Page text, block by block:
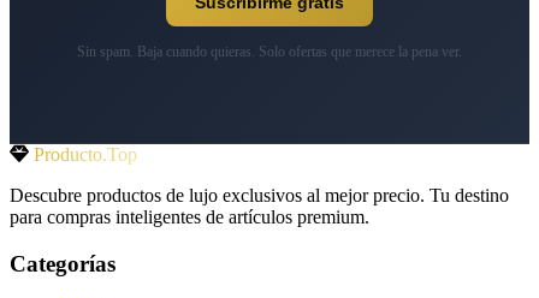
Sin spam. Baja cuando quieras. Solo ofertas que merece la pena ver.
Producto.Top
Descubre productos de lujo exclusivos al mejor precio. Tu destino
para compras inteligentes de artículos premium.
Categorías